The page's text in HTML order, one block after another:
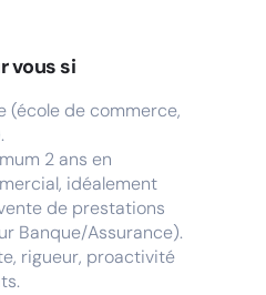
vous si
(école de commerce,
2 ans en
idéalement
de prestations
Banque/Assurance).
rigueur, proactivité